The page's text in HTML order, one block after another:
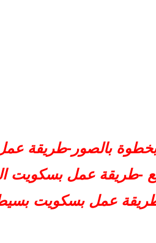
بالصور-طريقة
-طريقة عمل بسكويت
عمل بسكويت